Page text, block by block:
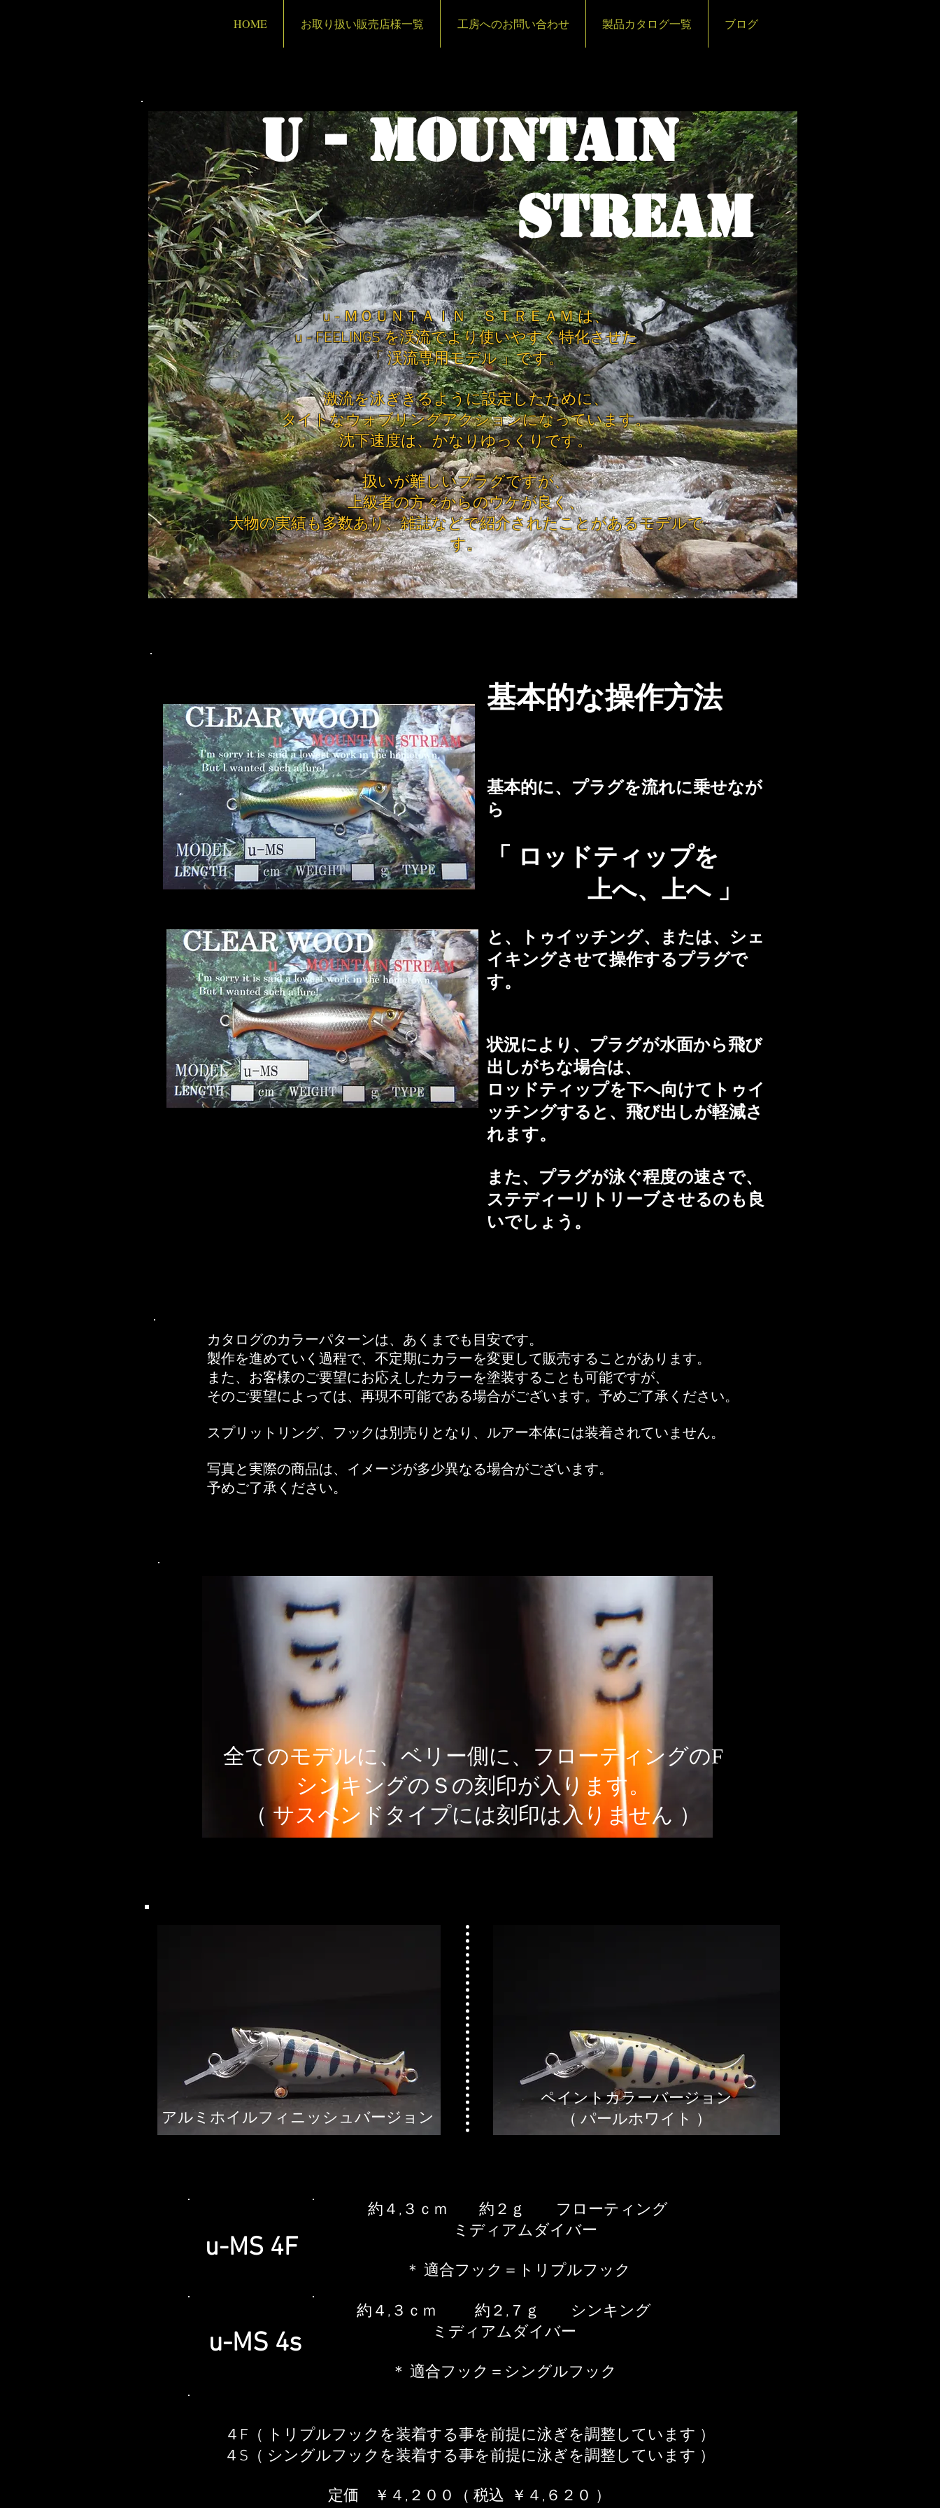
HOME お取り扱い販売店様一覧 工房へのお問い合わせ 製品カタログ一覧 ブログ
u - ＭＯＵＮＴＡＩＮ ＳＴＲＥＡＭ は、
u - FEELINGS を渓流でより使いやすく特化させた
「 渓流専用モデル 」です。
​激流を泳ぎきるように設定したために、
タイトなウォブリングアクションになっています。
沈下速度は、かなりゆっくりです。
扱いが難しいプラグですが、
​上級者の方々からのウケが良く、
大物の実績も多数あり、雑誌などで紹介されたことがあるモデルで
す。
u - MOUNTAIN
STREAM
基本的な操作方法
基本的に、プラグを流れに乗せなが
ら
「 ロッドティップを
上へ、上へ ​」
と、トゥイッチング、または、シェ
イキングさせて操作するプラグで
す。
状況により、プラグが水面から飛び
出しがちな場合は、
ロッドティップを下へ向けてトゥイ
ッチングすると、飛び出しが軽減さ
れます。
​また、プラグが泳ぐ程度の速さで、
ステディーリトリーブさせるのも良
いでしょう。
カタログのカラーパターンは、あくまでも目安です。
製作を進めていく過程で、不定期にカラーを変更して販売することがあります。
​また、お客様のご要望にお応えしたカラーを塗装することも可能ですが、
そのご要望によっては、再現不可能である場合がございます。予めご了承ください。
スプリットリング、フックは別売りとなり、ルアー本体には装着されていません。
写真と実際の商品は、イメージが多少異なる場合がございます。
予めご了承ください。
全てのモデルに、ベリー側に、フローティングのF
​シンキングのＳの刻印が入ります。
（ サスペンドタイプには刻印は入りません ）
アルミホイルフィニッシュバージョン
ペイントカラーバージョン
（ パールホワイト ）
u-MS 4F
約４,３ｃｍ 約２ｇ​ フローティング​
ミディアムダイバー
＊​ 適合フック＝トリプルフック
u-MS 4s
​約４,３ｃｍ 約２,７ｇ シンキング
​ミディアムダイバー​
＊ 適合フック＝シングルフック
４F（ トリプルフックを装着する事を前提に泳ぎを調整しています ）
４S（ シングルフックを装着する事を前提に泳ぎを調整しています ）
​定価 ￥４,２００（ 税込 ￥４,６２０ ）